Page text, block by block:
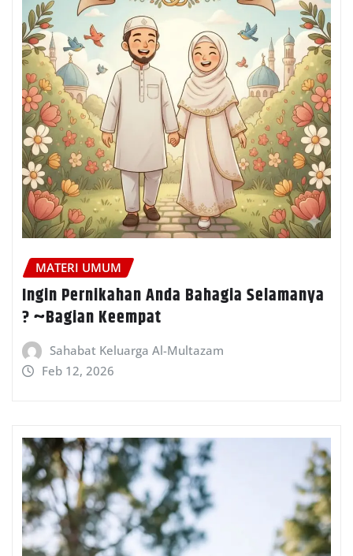
MATERI UMUM
Ingin Pernikahan Anda Bahagia Selamanya
? ~Bagian Keempat
Sahabat Keluarga Al-Multazam
Feb 12, 2026